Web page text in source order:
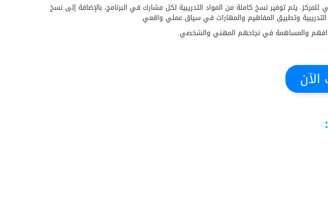
يتم توفير نسخ كاملة من المواد التدريبية لكل مشارك في البرنامج، بالإضافة إلى نسخ
التدريبية وتطبيق المفاهيم والمهارات في سياق عملي واقعي.
والمساهمة في نجاحهم المهني والشخصي.